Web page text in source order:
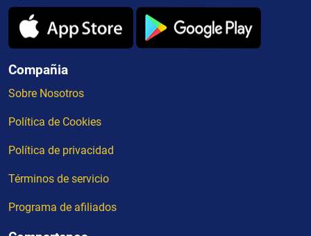
Compañia
Sobre Nosotros
Política de Cookies
Política de privacidad
Términos de servicio
Programa de afiliados